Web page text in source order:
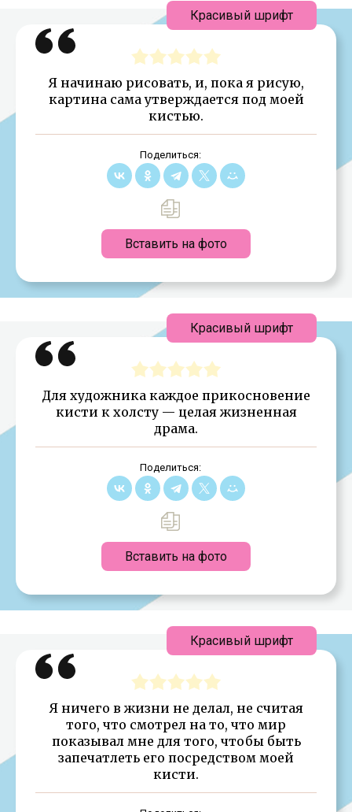
Я начинаю рисовать, и, пока я рисую,
картина сама утверждается под моей
кистью.
Поделиться:
Вставить на фото
Красивый шрифт
Для художника каждое прикосновение
кисти к холсту — целая жизненная
драма.
Поделиться:
Вставить на фото
Красивый шрифт
Я ничего в жизни не делал, не считая
того, что смотрел на то, что мир
показывал мне для того, чтобы быть
запечатлеть его посредством моей
кисти.
Красивый шрифт